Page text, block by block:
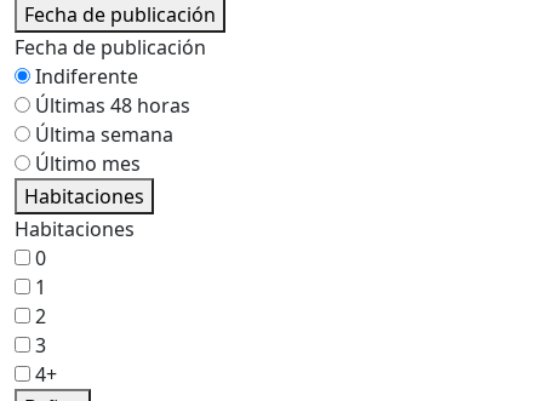
Fecha de publicación
Fecha de publicación
Indiferente
Últimas 48 horas
Última semana
Último mes
Habitaciones
Habitaciones
0
1
2
3
4+